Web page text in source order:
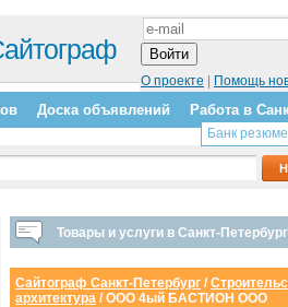
О проекте
Помощь
Доска объявлений Работа в
Банк резюме
Товары и услуги в Санкт-
Сайтограф Санкт-Петербург /
архитектура / ООО 4ый БАСТИОН ООО